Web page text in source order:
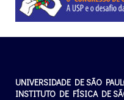
UNIVERSIDADE DE SÃO
INSTITUTO DE FÍSICA DE